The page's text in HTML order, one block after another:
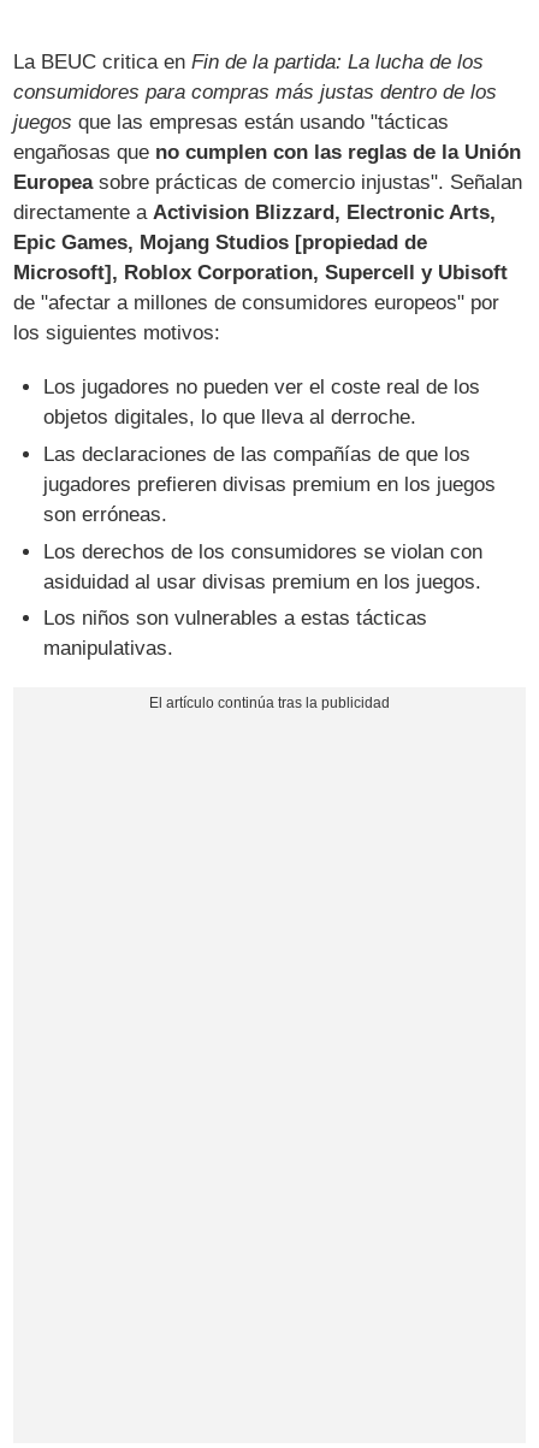
La BEUC critica enFin de la partida: La lucha de los
consumidores para compras más justas dentro de los
juegos que las empresas están usando "tácticas
engañosas que no cumplen con las reglas de la Unión
Europeasobre prácticas de comercio injustas". Señalan
directamente aActivision Blizzard, Electronic Arts,
Epic Games, Mojang Studios [propiedad de
Microsoft], Roblox Corporation, Supercell y Ubisoft
de "afectar a millones de consumidores europeos" por
los siguientes motivos:
Los jugadores no pueden ver el coste real de los
objetos digitales, lo que lleva al derroche.
Las declaraciones de las compañías de que los
jugadores prefieren divisas premium en los juegos
son erróneas.
Los derechos de los consumidores se violan con
asiduidad al usar divisas premium en los juegos.
Los niños son vulnerables a estas tácticas
manipulativas.